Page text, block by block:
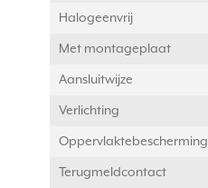
Halogeenvrij
Met montageplaat
Aansluitwijze
Verlichting
Oppervlaktebescherming
Terugmeldcontact